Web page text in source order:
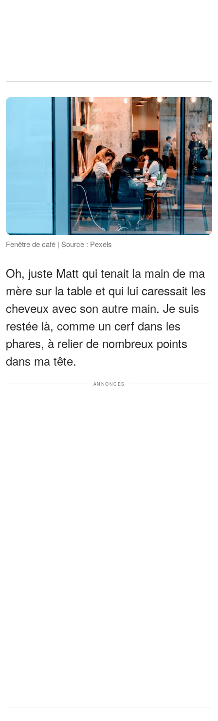
Fenêtre de café | Source : Pexels
Oh, juste Matt qui tenait la main de ma
mère sur la table et qui lui caressait les
cheveux avec son autre main. Je suis
restée là, comme un cerf dans les
phares, à relier de nombreux points
dans ma tête.
ANNONCES